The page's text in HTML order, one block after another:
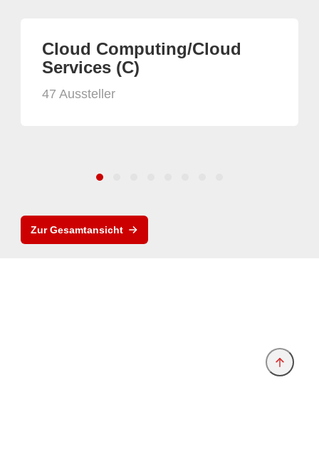
Cloud Computing/Cloud
Services (C)
47 Aussteller
Zur Gesamtansicht